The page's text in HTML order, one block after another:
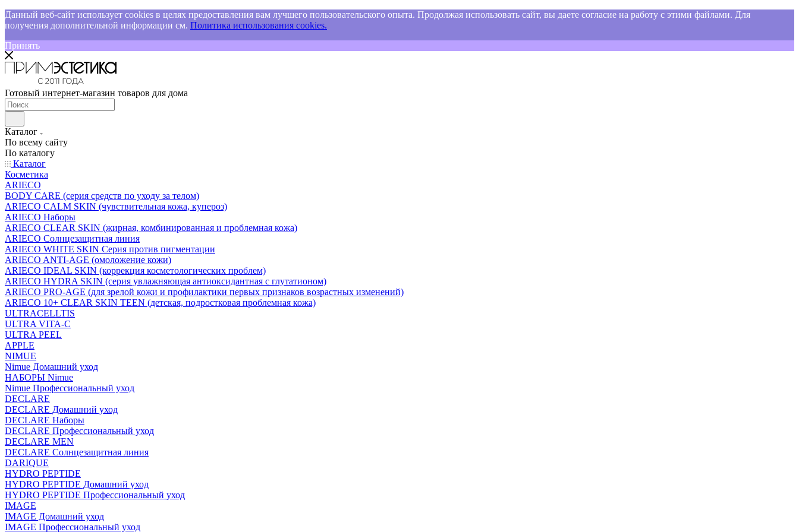
Данный веб-сайт использует cookies в целях предоставления вам лучшего пользовательского опыта. Продолжая использовать сайт, вы даете согласие на работу с этими файлами. Для
получения дополнительной информации см. Политика использования cookies.
Принять
Готовый интернет-магазин товаров для дома
Каталог
По всему сайту
По каталогу
Каталог
Косметика
ARIECO
BODY CARE (серия средств по уходу за телом)
ARIECO CALM SKIN (чувствительная кожа, купероз)
ARIECO Наборы
ARIECO CLEAR SKIN (жирная, комбинированная и проблемная кожа)
ARIECO Солнцезащитная линия
ARIECO WHITE SKIN Серия против пигментации
ARIECO ANTI-AGE (омоложение кожи)
ARIECO IDEAL SKIN (коррекция косметологических проблем)
ARIECO HYDRA SKIN (серия увлажняющая антиоксидантная с глутатионом)
ARIECO PRO-AGE (для зрелой кожи и профилактики первых признаков возрастных изменений)
ARIECO 10+ CLEAR SKIN TEEN (детская, подростковая проблемная кожа)
ULTRACELLTIS
ULTRA VITA-C
ULTRA PEEL
APPLE
NIMUE
Nimue Домашний уход
НАБОРЫ Nimue
Nimue Профессиональный уход
DECLARE
DECLARE Домашний уход
DECLARE Наборы
DECLARE Профессиональный уход
DECLARE MEN
DECLARE Солнцезащитная линия
DARIQUE
HYDRO PEPTIDE
HYDRO PEPTIDE Домашний уход
HYDRO PEPTIDE Профессиональный уход
IMAGE
IMAGE Домашний уход
IMAGE Профессиональный уход